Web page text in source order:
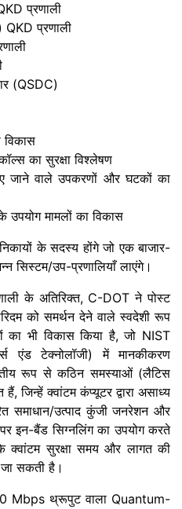
प्रणाली
QKD प्रणाली
(QSDC)
विकास
का सुरक्षा विश्लेषण
जाने वाले उपकरणों और घटकों का
के उपयोग मामलों का विकास
के सदस्य होंगे जो एक बाजार-
सिस्टम/उप-प्रणालियाँ लाएंगे।
के अतिरिक्त, C-DOT ने पोस्ट
को समर्थन देने वाले स्वदेशी रूप
का भी विकास किया है, जो NIST
एंड टेक्नोलॉजी) में मानकीकरण
रूप से कठिन समस्याओं (लैटिस
जिन्हें क्वांटम कंप्यूटर द्वारा असाध्य
समाधान/उत्पाद कुंजी जनरेशन और
इन-बैंड सिग्नलिंग का उपयोग करते
सुरक्षा समय और लागत की
जा सकती है।
Mbps थ्रूपुट वाला Quantum-